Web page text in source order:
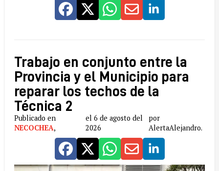
Trabajo en conjunto entre la
Provincia y el Municipio para
reparar los techos de la
Técnica 2
Publicado en
NECOCHEA,
el 6 de agosto del
2026
por
AlertaAlejandro.